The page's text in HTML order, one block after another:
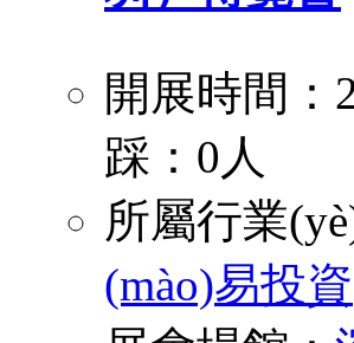
開展時間
踩：0人
所屬行業
(mào)易投資